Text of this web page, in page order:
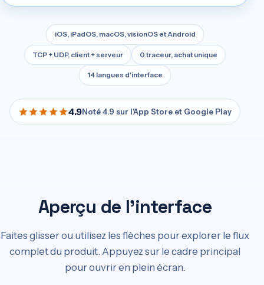
iOS, iPadOS, macOS, visionOS et Android
TCP + UDP, client + serveur 0 traceur, achat unique
14 langues d'interface
4.9Noté 4.9 sur l'App Store et Google Play
Aperçu de l'interface
Faites glisser ou utilisez les flèches pour explorer le flux
complet du produit. Appuyez sur le cadre principal
pour ouvrir en plein écran.